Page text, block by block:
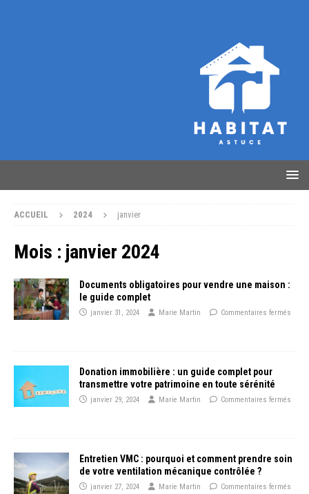
ACCUEIL 2024 janvier
Mois : janvier 2024
Documents obligatoires pour vendre une maison :
le guide complet
janvier 31, 2024 Marie Martin Commentaires fermés
Donation immobilière : un guide complet pour
transmettre votre patrimoine en toute sérénité
janvier 29, 2024 Marie Martin Commentaires fermés
Entretien VMC : pourquoi et comment prendre soin
de votre ventilation mécanique contrôlée ?
janvier 27, 2024 Marie Martin Commentaires fermés